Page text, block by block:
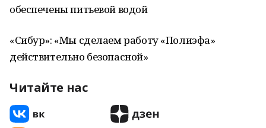
обеспечены питьевой водой
«Сибур»: «Мы сделаем работу «Полиэфа»
действительно безопасной»
Читайте нас